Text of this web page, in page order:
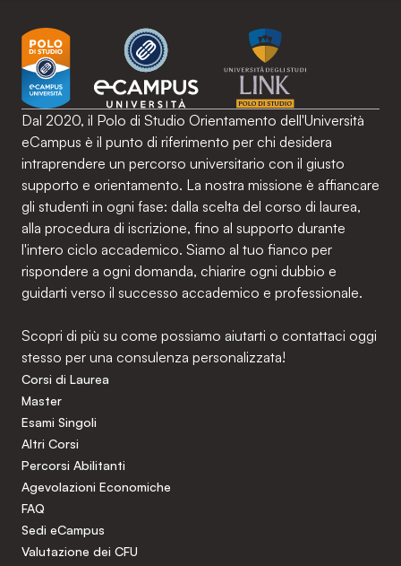
Dal 2020, il Polo di Studio Orientamento dell'Università
eCampus è il punto di riferimento per chi desidera
intraprendere un percorso universitario con il giusto
supporto e orientamento. La nostra missione è affiancare
gli studenti in ogni fase: dalla scelta del corso di laurea,
alla procedura di iscrizione, fino al supporto durante
l'intero ciclo accademico. Siamo al tuo fianco per
rispondere a ogni domanda, chiarire ogni dubbio e
guidarti verso il successo accademico e professionale.
Scopri di più su come possiamo aiutarti o contattaci oggi
stesso per una consulenza personalizzata!
Corsi di Laurea
Master
Esami Singoli
Altri Corsi
Percorsi Abilitanti
Agevolazioni Economiche
FAQ
Sedi eCampus
Valutazione dei CFU